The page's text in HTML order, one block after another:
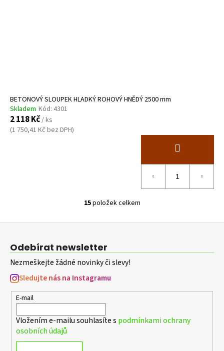
BETONOVÝ SLOUPEK HLADKÝ ROHOVÝ HNĚDÝ 2500 mm
Skladem Kód: 4301
2 118 Kč/ ks
(1 750,41 Kč bez DPH)
O
v
d
a
p
v
15položek celkem
Z
Odebírat newsletter
Nezmeškejte žádné novinky či slevy!
Sledujte nás na Instagramu
E-mail
Vložením e-mailu souhlasíte s podmínkami ochrany
osobních údajů